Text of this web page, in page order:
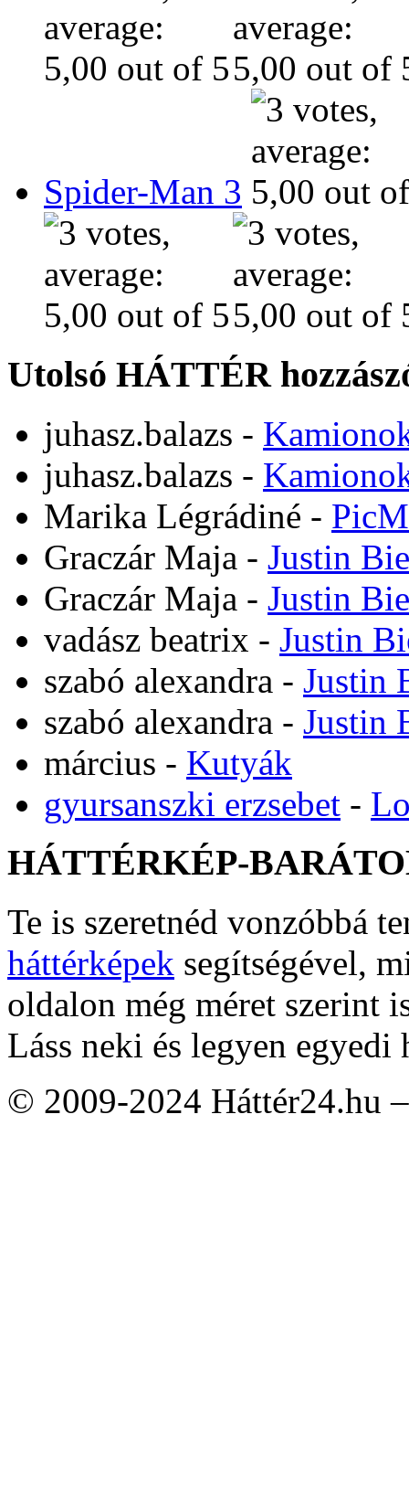
Spider-Man 3
Utolsó HÁTTÉR
juhasz.balazs -
juhasz.balazs -
Marika Légrádiné -
Graczár Maja - Justin
Graczár Maja - Justin
vadász beatrix - Justin
szabó alexandra - Justin
szabó alexandra - Justin
március - Kutyák
gyursanszki erzsebet -
HÁTTÉRKÉP-
Te is szeretnéd vonzóbbá
háttérképek segítségével,
oldalon még méret szerint
Láss neki és legyen egyedi
© 2009-2024 Háttér24.hu